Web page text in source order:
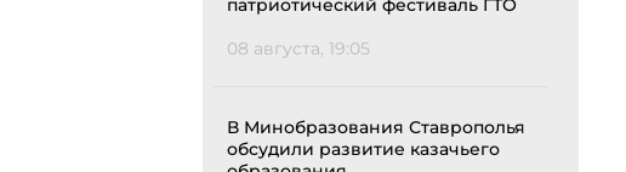
патриотический фестиваль ГТО
08 августа, 19:05
В Минобразования Ставрополья
обсудили развитие казачьего